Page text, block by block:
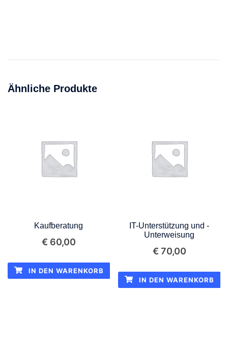
Ähnliche Produkte
Kaufberatung
€ 60,00
IN DEN WARENKORB
IT-Unterstützung und -
Unterweisung
€ 70,00
IN DEN WARENKORB